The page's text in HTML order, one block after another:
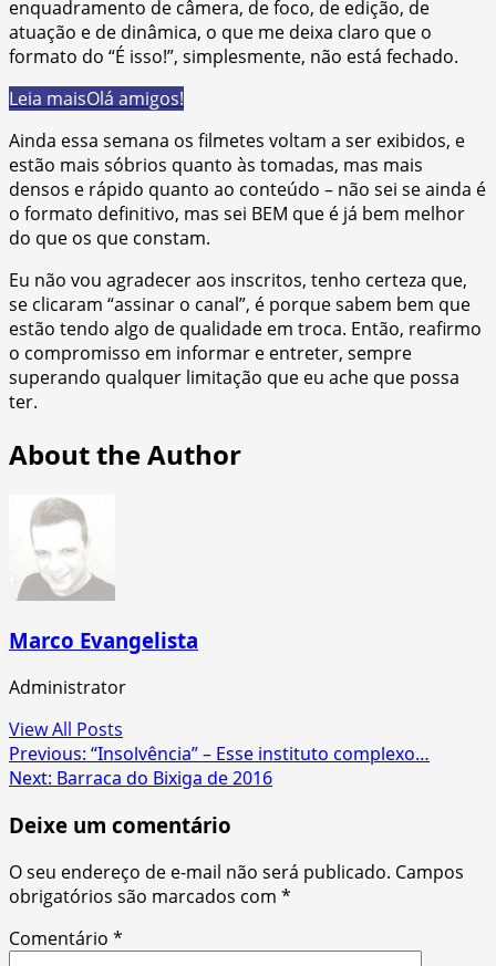
enquadramento de câmera, de foco, de edição, de
atuação e de dinâmica, o que me deixa claro que o
formato do “É isso!”, simplesmente, não está fechado.
Leia maisOlá amigos!
Ainda essa semana os filmetes voltam a ser exibidos, e
estão mais sóbrios quanto às tomadas, mas mais
densos e rápido quanto ao conteúdo – não sei se ainda é
o formato definitivo, mas sei BEM que é já bem melhor
do que os que constam.
Eu não vou agradecer aos inscritos, tenho certeza que,
se clicaram “assinar o canal”, é porque sabem bem que
estão tendo algo de qualidade em troca. Então, reafirmo
o compromisso em informar e entreter, sempre
superando qualquer limitação que eu ache que possa
ter.
About the Author
Marco Evangelista
Administrator
View All Posts
Post
navigation
Previous: “Insolvência” – Esse instituto complexo…
Next: Barraca do Bixiga de 2016
Deixe um comentário
O seu endereço de e-mail não será publicado. Campos
obrigatórios são marcados com *
Comentário *